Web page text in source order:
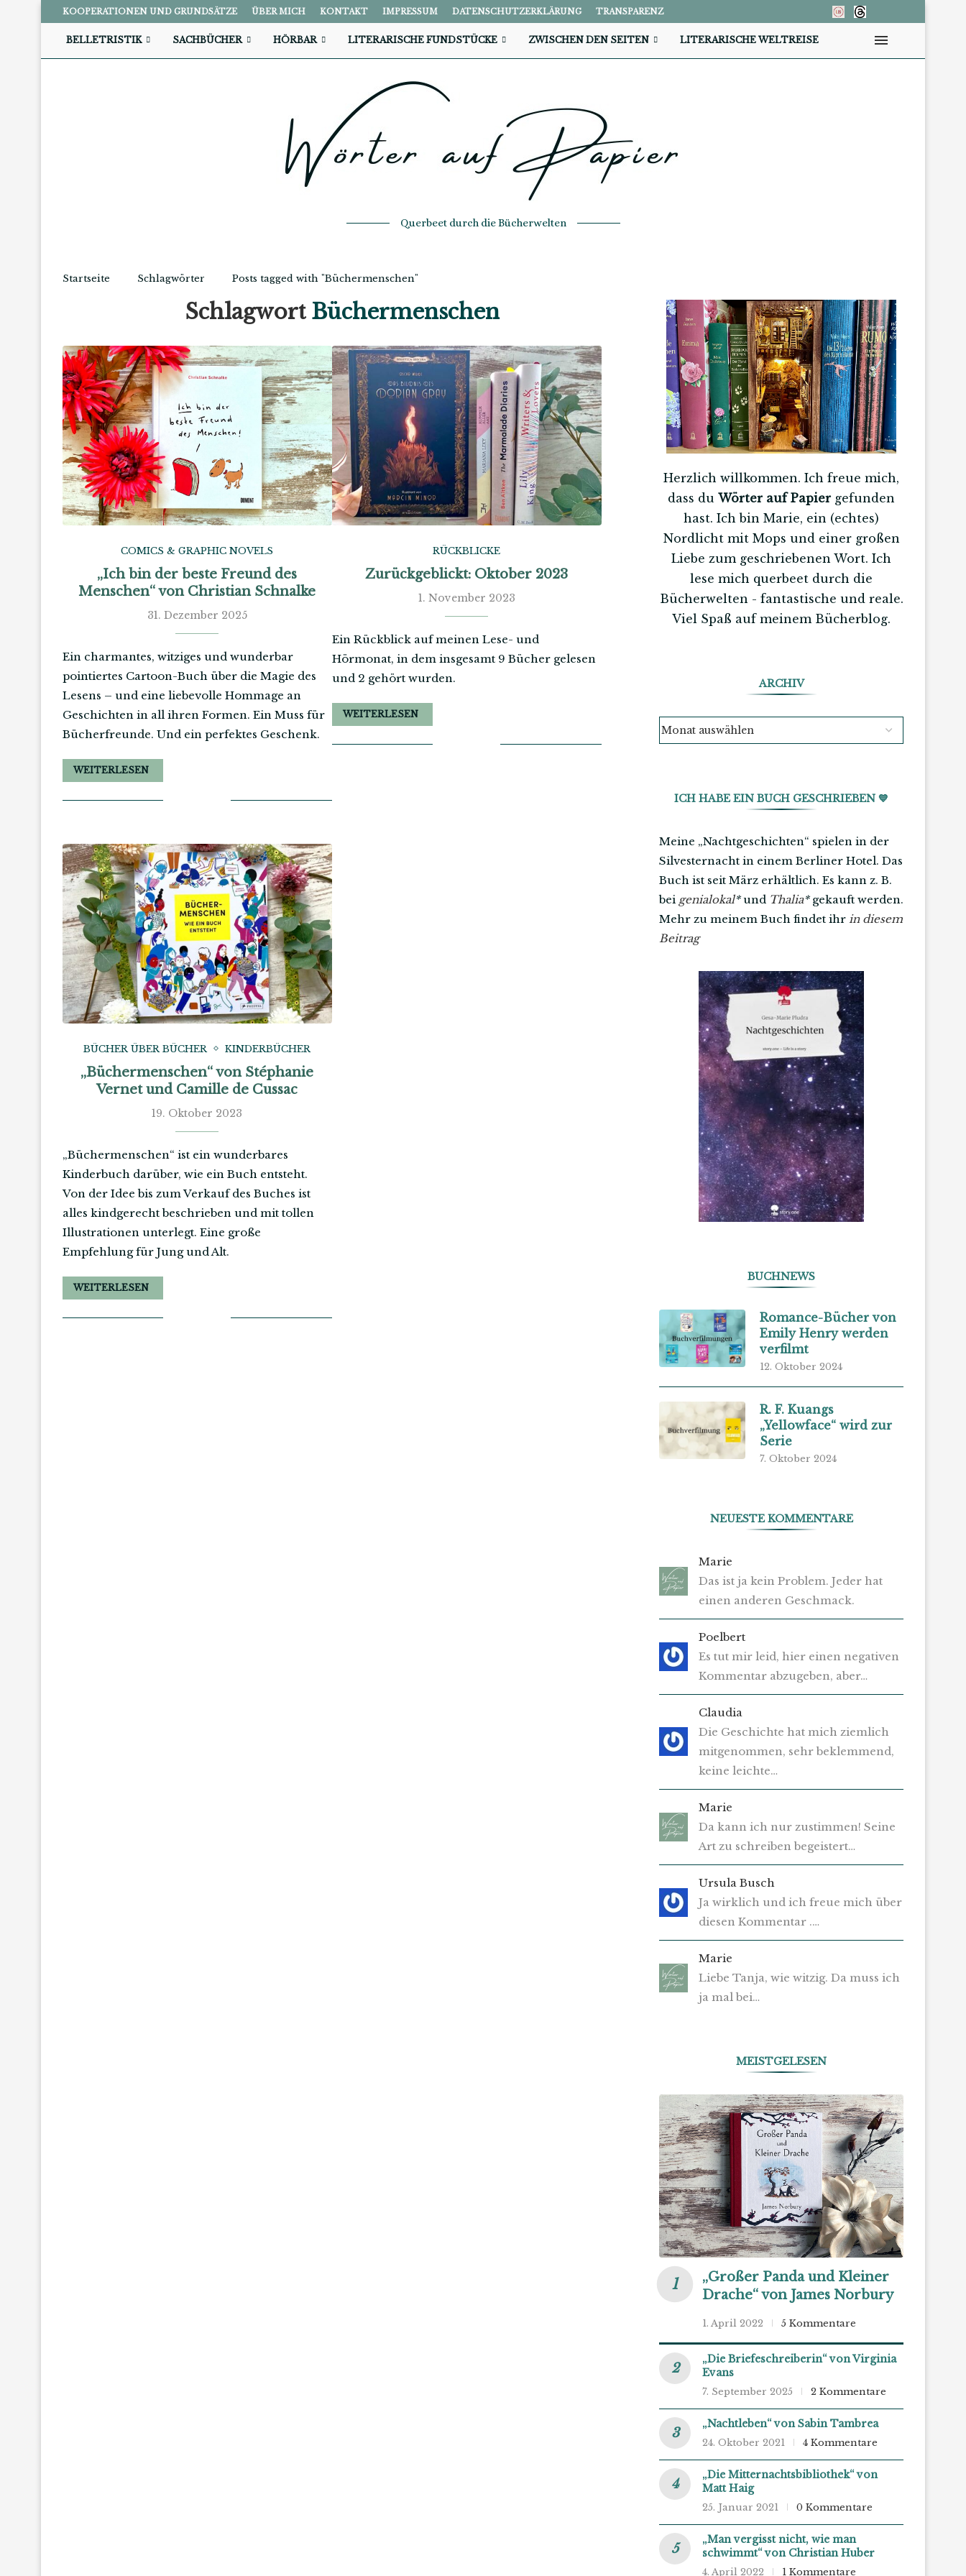
KOOPERATIONEN UND GRUNDSÄTZE ÜBER MICH KONTAKT IMPRESSUM DATENSCHUTZERKLÄRUNG TRANSPARENZ
BELLETRISTIK SACHBÜCHER HÖRBAR LITERARISCHE FUNDSTÜCKE ZWISCHEN DEN SEITEN LITERARISCHE WELTREISE
Querbeet durch die Bücherwelten
Startseite Schlagwörter Posts tagged with "Büchermenschen"
Schlagwort Büchermenschen
COMICS & GRAPHIC NOVELS
„Ich bin der beste Freund des
Menschen“ von Christian Schnalke
31. Dezember 2025
Ein charmantes, witziges und wunderbar
pointiertes Cartoon-Buch über die Magie des
Lesens – und eine liebevolle Hommage an
Geschichten in all ihren Formen. Ein Muss für
Bücherfreunde. Und ein perfektes Geschenk.
WEITERLESEN
RÜCKBLICKE
Zurückgeblickt: Oktober 2023
1. November 2023
Ein Rückblick auf meinen Lese- und
Hörmonat, in dem insgesamt 9 Bücher gelesen
und 2 gehört wurden.
WEITERLESEN
BÜCHER ÜBER BÜCHER KINDERBÜCHER
„Büchermenschen“ von Stéphanie
Vernet und Camille de Cussac
19. Oktober 2023
„Büchermenschen“ ist ein wunderbares
Kinderbuch darüber, wie ein Buch entsteht.
Von der Idee bis zum Verkauf des Buches ist
alles kindgerecht beschrieben und mit tollen
Illustrationen unterlegt. Eine große
Empfehlung für Jung und Alt.
WEITERLESEN
Herzlich willkommen. Ich freue mich,
dass du Wörter auf Papiergefunden
hast. Ich bin Marie, ein (echtes)
Nordlicht mit Mops und einer großen
Liebe zum geschriebenen Wort. Ich
lese mich querbeet durch die
Bücherwelten - fantastische und reale.
Viel Spaß auf meinem Bücherblog.
ARCHIV
ICH HABE EIN BUCH GESCHRIEBEN 💙
Meine „Nachtgeschichten“ spielen in der
Silvesternacht in einem Berliner Hotel. Das
Buch ist seit März erhältlich. Es kann z. B.
bei genialokal*und Thalia*gekauft werden.
Mehr zu meinem Buch findet ihr in diesem
Beitrag
BUCHNEWS
Romance-Bücher von
Emily Henry werden
verfilmt
12. Oktober 2024
R. F. Kuangs
„Yellowface“ wird zur
Serie
7. Oktober 2024
NEUESTE KOMMENTARE
Marie
Das ist ja kein Problem. Jeder hat
einen anderen Geschmack.
Poelbert
Es tut mir leid, hier einen negativen
Kommentar abzugeben, aber…
Claudia
Die Geschichte hat mich ziemlich
mitgenommen, sehr beklemmend,
keine leichte…
Marie
Da kann ich nur zustimmen! Seine
Art zu schreiben begeistert…
Ursula Busch
Ja wirklich und ich freue mich über
diesen Kommentar .…
Marie
Liebe Tanja, wie witzig. Da muss ich
ja mal bei…
MEISTGELESEN
„Großer Panda und Kleiner
Drache“ von James Norbury
1. April 2022 5 Kommentare
„Die Briefeschreiberin“ von Virginia
Evans
7. September 2025 2 Kommentare
„Nachtleben“ von Sabin Tambrea
24. Oktober 2021 4 Kommentare
„Die Mitternachtsbibliothek“ von
Matt Haig
25. Januar 2021 0 Kommentare
„Man vergisst nicht, wie man
schwimmt“ von Christian Huber
4. April 2022 1 Kommentare